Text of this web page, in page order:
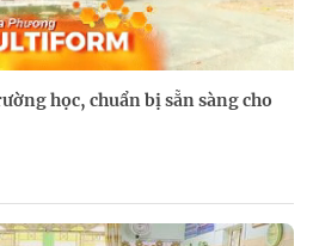
học, chuẩn bị sẵn sàng cho